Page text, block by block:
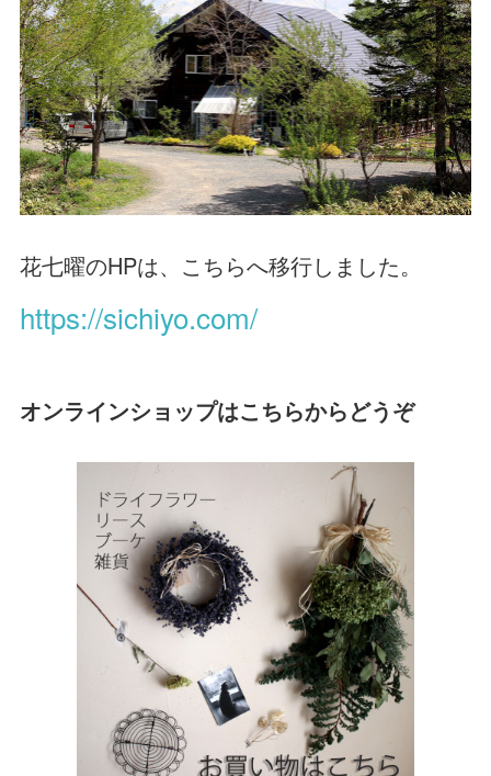
花七曜のHPは、こちらへ移行しました。
https://sichiyo.com/
オンラインショップはこちらからどうぞ